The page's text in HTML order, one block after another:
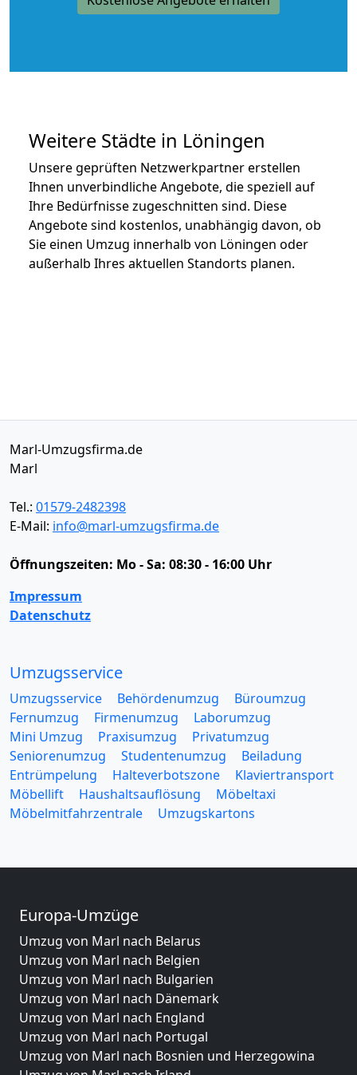
Weitere Städte in Löningen
Unsere geprüften Netzwerkpartner erstellen
Ihnen unverbindliche Angebote, die speziell auf
Ihre Bedürfnisse zugeschnitten sind. Diese
Angebote sind kostenlos, unabhängig davon, ob
Sie einen Umzug innerhalb von Löningen oder
außerhalb Ihres aktuellen Standorts planen.
Marl-Umzugsfirma.de
Marl
Tel.: 01579-2482398
E-Mail: info@marl-umzugsfirma.de
Öffnungszeiten: Mo - Sa: 08:30 - 16:00 Uhr
Impressum
Datenschutz
Umzugsservice
Umzugsservice Behördenumzug
Büroumzug
Fernumzug
Firmenumzug
Laborumzug
Mini Umzug
Praxisumzug
Privatumzug
Seniorenumzug
Studentenumzug
Beiladung
Entrümpelung
Halteverbotszone
Klaviertransport
Möbellift
Haushaltsauflösung
Möbeltaxi
Möbelmitfahrzentrale
Umzugskartons
Europa-Umzüge
Umzug von Marl nach Belarus
Umzug von Marl nach Belgien
Umzug von Marl nach Bulgarien
Umzug von Marl nach Dänemark
Umzug von Marl nach England
Umzug von Marl nach Portugal
Umzug von Marl nach Bosnien und Herzegowina